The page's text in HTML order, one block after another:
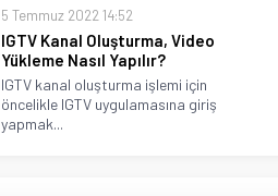
5 Temmuz 2022 14:52
IGTV Kanal Oluşturma, Video
Yükleme Nasıl Yapılır?
IGTV kanal oluşturma işlemi için
öncelikle IGTV uygulamasına giriş
yapmak...